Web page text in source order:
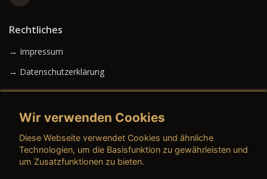
Rechtliches
→ Impressum
→ Datenschutzerklärung
→ AGB (Gebrauchtwagen)
Wir verwenden Cookies
Diese Webseite verwendet Cookies und ähnliche
Technologien, um die Basisfunktion zu gewährleisten und
um Zusatzfunktionen zu bieten.